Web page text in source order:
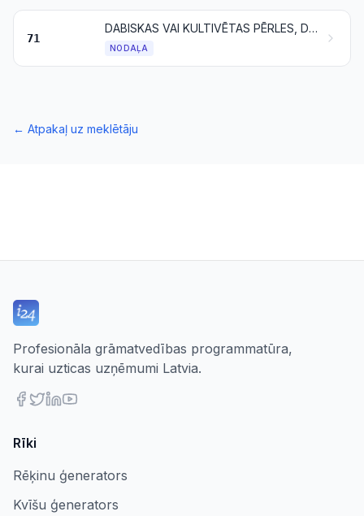
71
DABISKAS VAI KULTIVĒTAS PĒRLES, DĀRGAKMEŅI UN PUSDĀRGAKMEŅI, DĀRGMETĀLI, AR DĀRGMETĀLU PLAĶĒTI METĀLI UN TO IZSTRĀDĀJUMI; BIŽUTĒRIJA; MONĒTAS
NODAĻA
← Atpakaļ uz meklētāju
Profesionāla grāmatvedības programmatūra,
kurai uzticas uzņēmumi Latvia.
Rīki
Rēķinu ģenerators
Kvīšu ģenerators